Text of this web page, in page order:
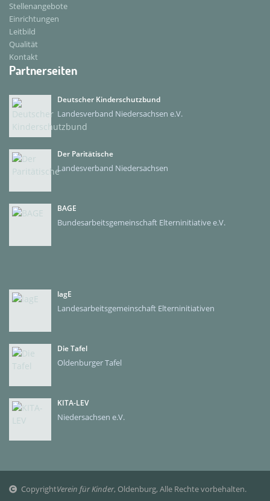
Stellenangebote
Einrichtungen
Leitbild
Qualität
Kontakt
Partnerseiten
Deutscher Kinderschutzbund
Landesverband Niedersachsen e.V.
Der Paritätische
Landesverband Niedersachsen
BAGE
Bundesarbeitsgemeinschaft Elterninitiative e.V.
lagE
Landesarbeitsgemeinschaft Elterninitiativen
Die Tafel
Oldenburger Tafel
KITA-LEV
Niedersachsen e.V.
CopyrightVerein für Kinder, Oldenburg, Alle Rechte vorbehalten.